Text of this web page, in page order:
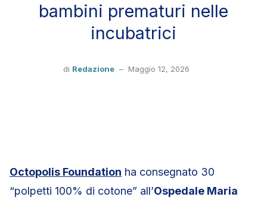
bambini prematuri nelle
incubatrici
di Redazione – Maggio 12, 2026
Octopolis Foundation ha consegnato 30
“polpetti 100% di cotone” all’Ospedale Maria